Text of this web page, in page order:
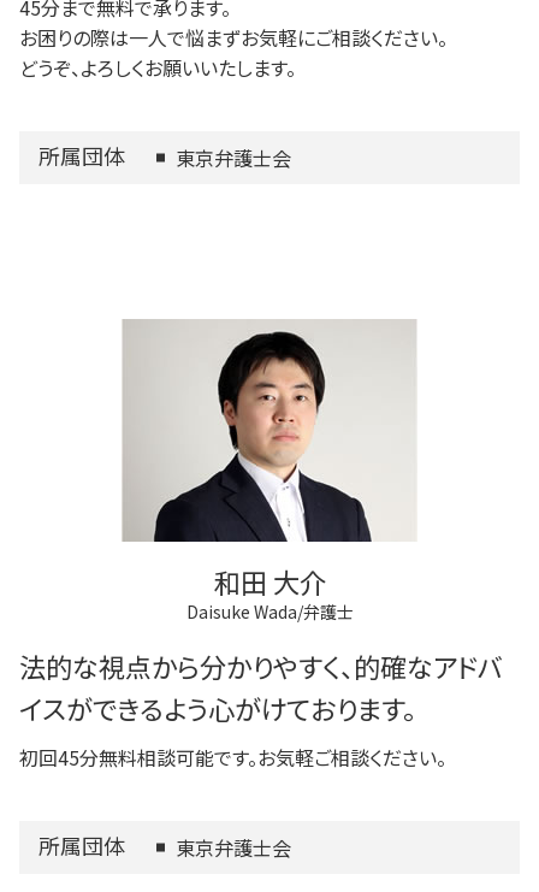
45分まで無料で承ります。
お困りの際は一人で悩まずお気軽にご相談ください。
どうぞ、よろしくお願いいたします。
所属団体 東京弁護士会
和田 大介
Daisuke Wada/弁護士
法的な視点から分かりやすく、的確なアドバ
イスができるよう心がけております。
初回45分無料相談可能です。お気軽ご相談ください。
所属団体 東京弁護士会